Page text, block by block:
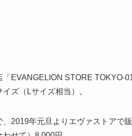
EVANGELION STORE TOKYO-
ズ（Lサイズ相当）。
2019年元旦よりエヴァストアで